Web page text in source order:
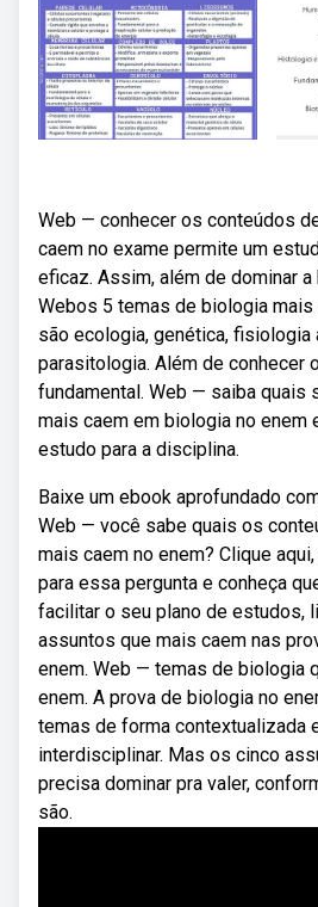
Web — conhecer os conteúdos
caem no exame permite um
eficaz. Assim, além de dominar
Webos 5 temas de biologia
são ecologia, genética, fisiologia
parasitologia. Além de conhecer
fundamental. Web — saiba quais
mais caem em biologia no enem
estudo para a disciplina.
Baixe um ebook aprofundado
Web — você sabe quais os
mais caem no enem? Clique
para essa pergunta e conheça
facilitar o seu plano de estudos,
assuntos que mais caem nas
enem. Web — temas de biologia
enem. A prova de biologia no
temas de forma contextualizada
interdisciplinar. Mas os cinco
precisa dominar pra valer,
são.